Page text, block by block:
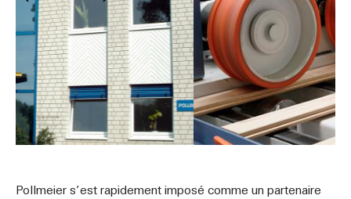
Pollmeier s’est rapidement imposé comme un partenaire